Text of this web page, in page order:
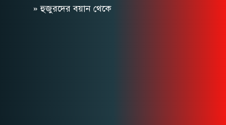
» হুজুরদের বয়ান থেকে